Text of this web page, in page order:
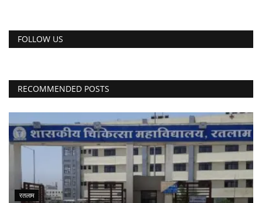
FOLLOW US
RECOMMENDED POSTS
रतलाम